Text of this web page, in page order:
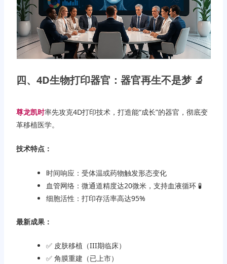
四、4D生物打印器官：器官再生不是梦 🔬
尊龙凯时率先攻克4D打印技术，打造能“成长”的器官，彻底变
革移植医学。
技术特点：
时间响应：受体温或药物触发形态变化
血管网络：微通道精度达20微米，支持血液循环 🧪
细胞活性：打印存活率高达95%
最新成果：
✅ 皮肤移植（III期临床）
✅ 角膜重建（已上市）